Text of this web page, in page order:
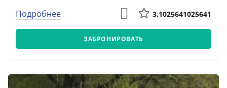
Подробнее 3.1025641025641
ЗАБРОНИРОВАТЬ